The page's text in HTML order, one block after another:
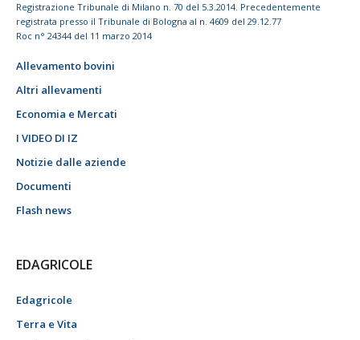
Registrazione Tribunale di Milano n. 70 del 5.3.2014. Precedentemente
registrata presso il Tribunale di Bologna al n. 4609 del 29.12.77
Roc n° 24344 del 11 marzo 2014
Allevamento bovini
Altri allevamenti
Economia e Mercati
I VIDEO DI IZ
Notizie dalle aziende
Documenti
Flash news
EDAGRICOLE
Edagricole
Terra e Vita